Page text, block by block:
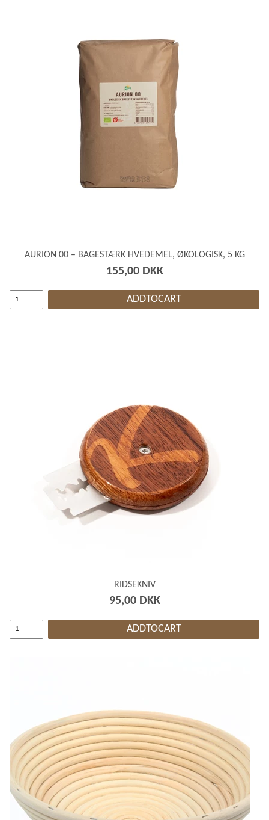
AURION 00 – BAGESTÆRK HVEDEMEL, ØKOLOGISK, 5 KG
155,00 DKK
ADDTOCART
RIDSEKNIV
95,00 DKK
ADDTOCART